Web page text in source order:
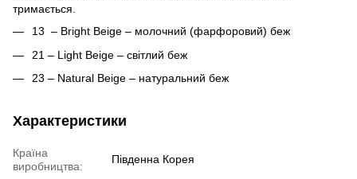
тримається.
13 – Bright Beige – молочний (фарфоровий) беж
21 – Light Beige – світлий беж
23 – Natural Beige – натуральний беж
Характеристики
Країна
виробництва:
Південна Корея